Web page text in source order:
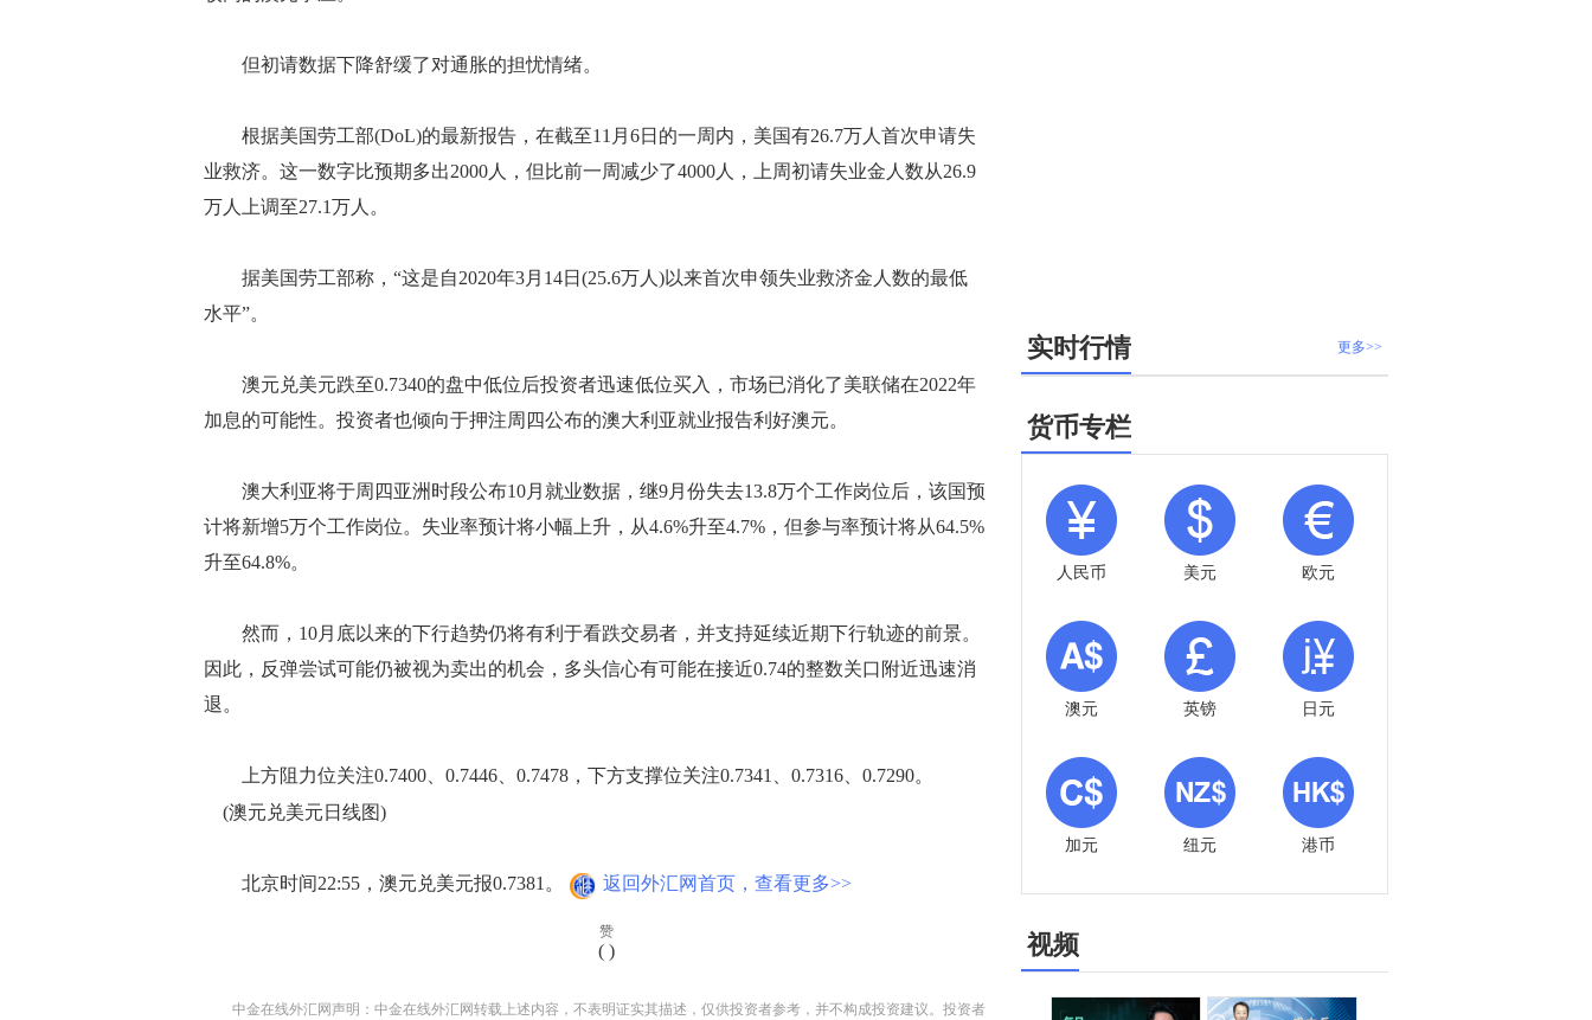
但初请数据下降舒缓了对通胀的担忧情绪。
根据美国劳工部(DoL)的最新报告，在截至11月6日的一周内，美国有26.7万人首次申请失
业救济。这一数字比预期多出2000人，但比前一周减少了4000人，上周初请失业金人数从26.9
万人上调至27.1万人。
据美国劳工部称，“这是自2020年3月14日(25.6万人)以来首次申领失业救济金人数的最低
水平”。
澳元兑美元跌至0.7340的盘中低位后投资者迅速低位买入，市场已消化了美联储在2022年
加息的可能性。投资者也倾向于押注周四公布的澳大利亚就业报告利好澳元。
澳大利亚将于周四亚洲时段公布10月就业数据，继9月份失去13.8万个工作岗位后，该国预
计将新增5万个工作岗位。失业率预计将小幅上升，从4.6%升至4.7%，但参与率预计将从64.5%
升至64.8%。
然而，10月底以来的下行趋势仍将有利于看跌交易者，并支持延续近期下行轨迹的前景。
因此，反弹尝试可能仍被视为卖出的机会，多头信心有可能在接近0.74的整数关口附近迅速消
退。
上方阻力位关注0.7400、0.7446、0.7478，下方支撑位关注0.7341、0.7316、0.7290。
(澳元兑美元日线图)
北京时间22:55，澳元兑美元报0.7381。 返回外汇网首页，查看更多>>
赞
( )
中金在线外汇网声明：中金在线外汇网转载上述内容，不表明证实其描述，仅供投资者参考，并不构成投资建议。投资者
更多>>
实时行情
货币专栏
人民币 美元 欧元
澳元 英镑 日元
加元 纽元 港币
视频